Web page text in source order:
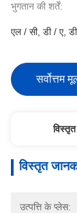
भुगतान की शर्तें:
एल / सी, डी / ए,
सर्वोत्तम
विस्तृत
विस्तृत
उत्पत्ति के प्लेस: